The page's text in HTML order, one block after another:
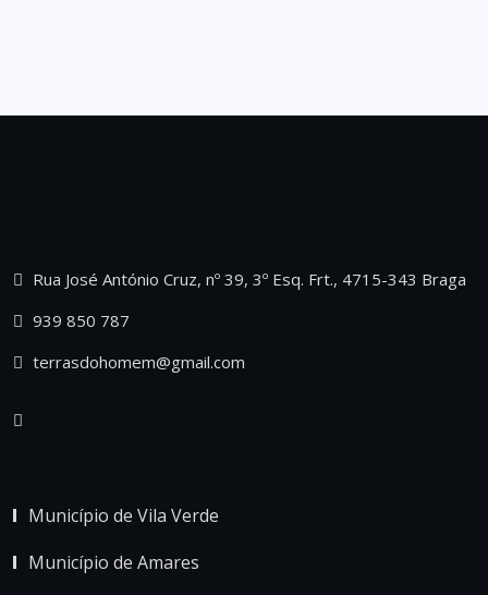
Rua José António Cruz, nº 39, 3º Esq. Frt., 4715-343 Braga
939 850 787
terrasdohomem@gmail.com
Município de Vila Verde
Município de Amares